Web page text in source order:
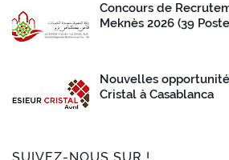
Concours de
Meknès 2026 (39
Nouvelles
Cristal à Casablanca